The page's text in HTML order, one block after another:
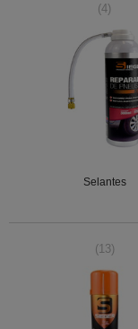
(4)
Selantes
(13)